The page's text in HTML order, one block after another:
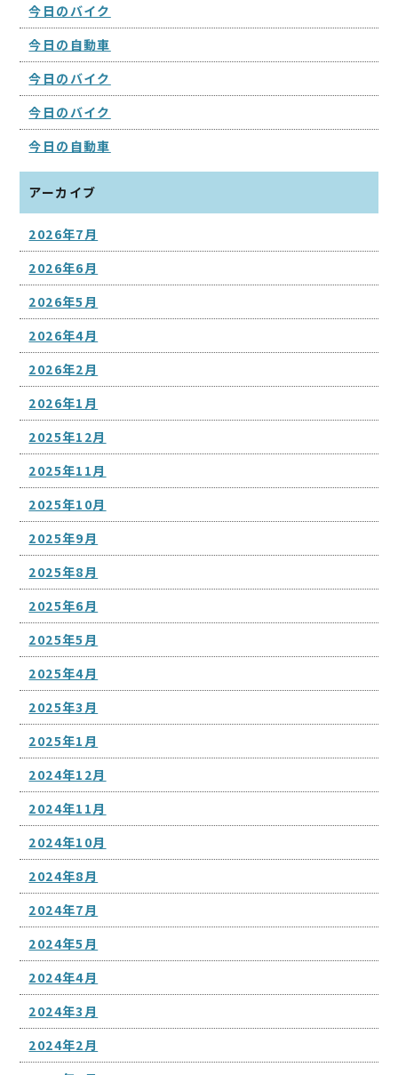
今日のバイク
今日の自動車
今日のバイク
今日のバイク
今日の自動車
アーカイブ
2026年7月
2026年6月
2026年5月
2026年4月
2026年2月
2026年1月
2025年12月
2025年11月
2025年10月
2025年9月
2025年8月
2025年6月
2025年5月
2025年4月
2025年3月
2025年1月
2024年12月
2024年11月
2024年10月
2024年8月
2024年7月
2024年5月
2024年4月
2024年3月
2024年2月